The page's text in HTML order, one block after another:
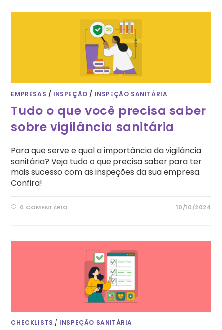
EMPRESAS / INSPEÇÃO / INSPEÇÃO SANITÁRIA
Tudo o que você precisa saber
sobre vigilância sanitária
Para que serve e qual a importância da vigilância
sanitária? Veja tudo o que precisa saber para ter
mais sucesso com as inspeções da sua empresa.
Confira!
0 COMENTÁRIO 10/10/2024
CHECKLISTS / INSPEÇÃO SANITÁRIA